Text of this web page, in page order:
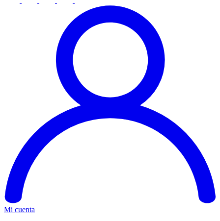
Mi cuenta